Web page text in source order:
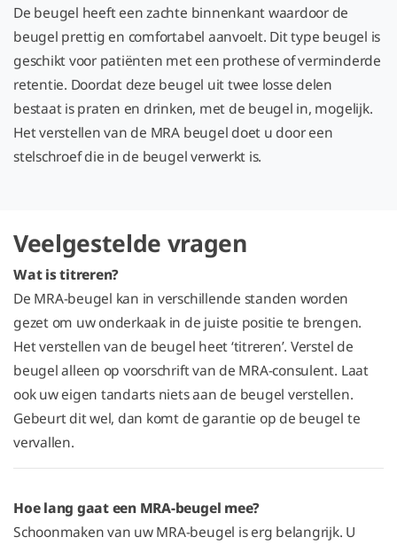
De beugel heeft een zachte binnenkant waardoor de
beugel prettig en comfortabel aanvoelt. Dit type beugel is
geschikt voor patiënten met een prothese of verminderde
retentie. Doordat deze beugel uit twee losse delen
bestaat is praten en drinken, met de beugel in, mogelijk.
Het verstellen van de MRA beugel doet u door een
stelschroef die in de beugel verwerkt is.
Veelgestelde vragen
Wat is titreren?
De MRA-beugel kan in verschillende standen worden
gezet om uw onderkaak in de juiste positie te brengen.
Het verstellen van de beugel heet ‘titreren’. Verstel de
beugel alleen op voorschrift van de MRA-consulent. Laat
ook uw eigen tandarts niets aan de beugel verstellen.
Gebeurt dit wel, dan komt de garantie op de beugel te
vervallen.
Hoe lang gaat een MRA-beugel mee?
Schoonmaken van uw MRA-beugel is erg belangrijk. U